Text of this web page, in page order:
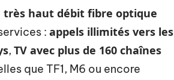
très haut débit fibre optique
: appels illimités vers les
, TV avec plus de 160 chaînes
que TF1, M6 ou encore